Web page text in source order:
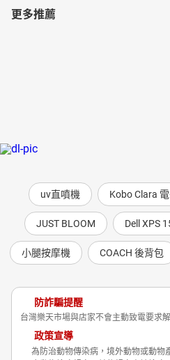
更多推薦
uv直噴機 Kobo Clara
JUST BLOOM Dell XPS
小腿按摩機 COACH 後背包
防詐騙提醒
台灣樂天市場與店家不會主動致電要求
政策宣導
為防治動物傳染病，境外動物或動物